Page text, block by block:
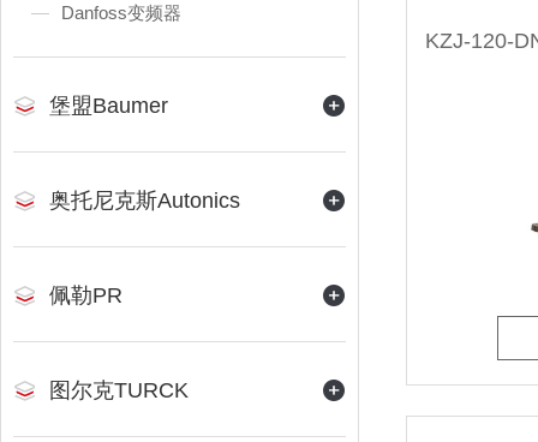
Danfoss变频器
堡盟Baumer
奥托尼克斯Autonics
佩勒PR
图尔克TURCK